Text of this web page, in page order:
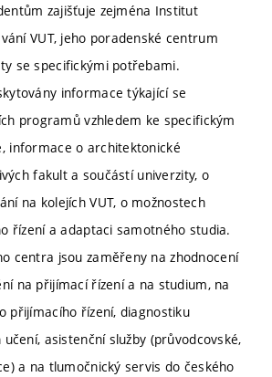
zajišťuje zejména Institut
VUT, jeho poradenské centrum
se specifickými potřebami.
informace týkající se
programů vzhledem ke specifickým
informace o architektonické
fakult a součástí univerzity, o
na kolejích VUT, o možnostech
řízení a adaptaci samotného studia.
centra jsou zaměřeny na zhodnocení
na přijímací řízení a na studium, na
přijímacího řízení, diagnostiku
asistenční služby (průvodcovské,
a na tlumočnický servis do českého